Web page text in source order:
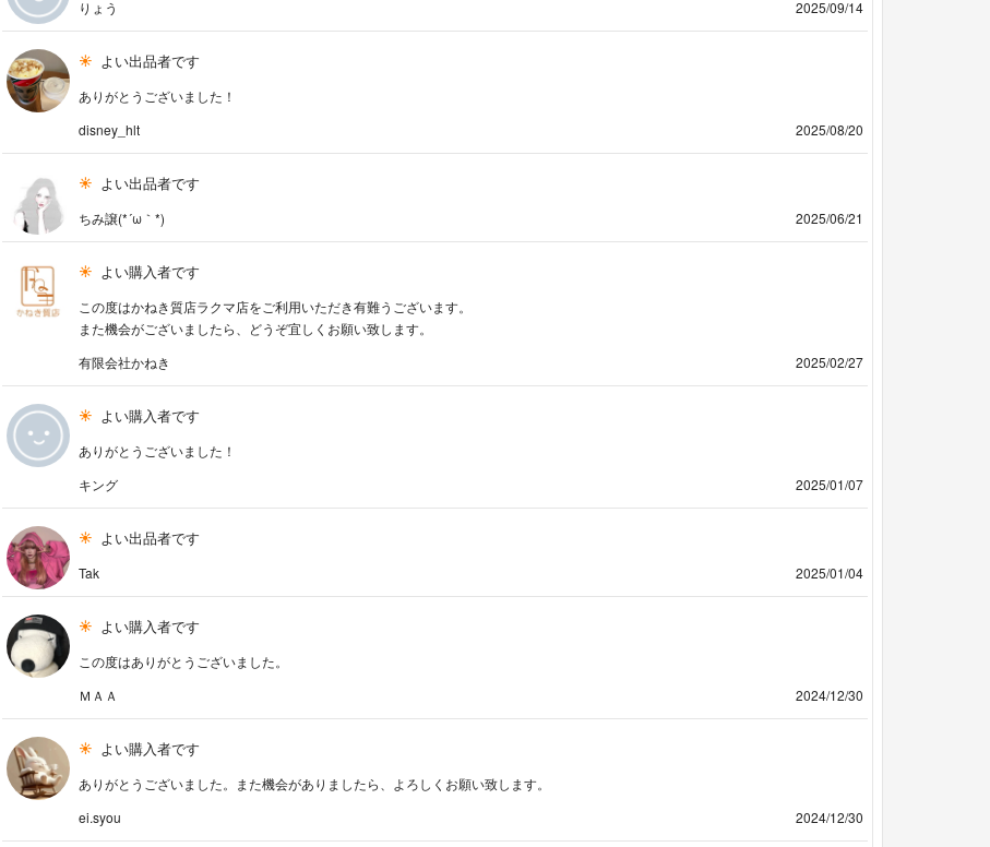
りょう 2025/09/14
よい出品者です
ありがとうございました！
disney_hlt
2025/08/20
よい出品者です
ちみ譲(*´ω｀*) 2025/06/21
よい購入者です
この度はかねき質店ラクマ店をご利用いただき有難うございます。
また機会がございましたら、どうぞ宜しくお願い致します。
有限会社かねき
2025/02/27
よい購入者です
ありがとうございました！
キング
2025/01/07
よい出品者です
Tak 2025/01/04
よい購入者です
この度はありがとうございました。
ＭＡＡ
2024/12/30
よい購入者です
ありがとうございました。また機会がありましたら、よろしくお願い致します。
ei.syou
2024/12/30